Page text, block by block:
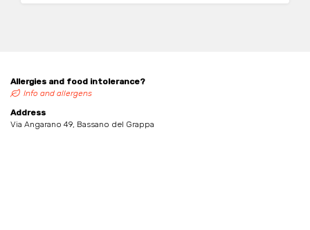
Allergies and food intolerance?
Info and allergens
Address
Via Angarano 49, Bassano del Grappa